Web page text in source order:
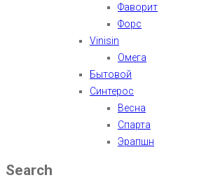
Фаворит
Форс
Vinisin
Омега
Бытовой
Синтерос
Весна
Спарта
Эрапшн
Search